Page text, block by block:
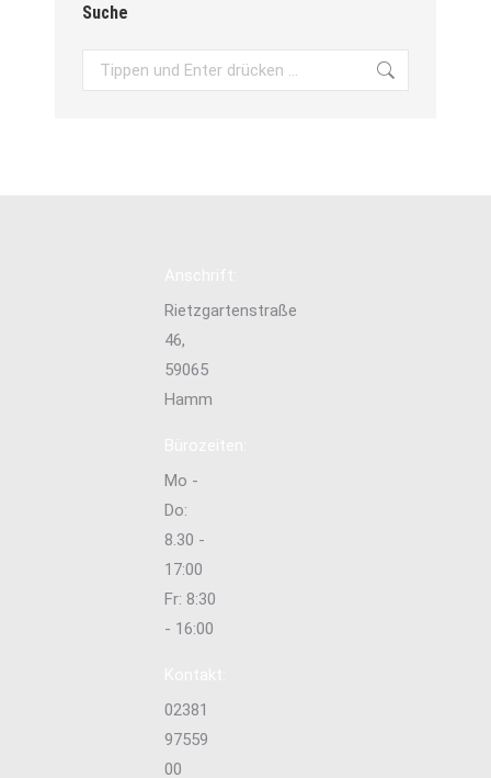
Suche
Search:
Rietzgartenstraße
46,
59065
Hamm
Mo -
Do:
8.30 -
17:00
Fr: 8:30
- 16:00
02381
97559
00